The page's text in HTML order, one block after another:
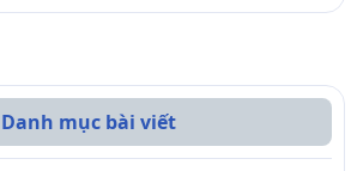
Danh mục bài viết